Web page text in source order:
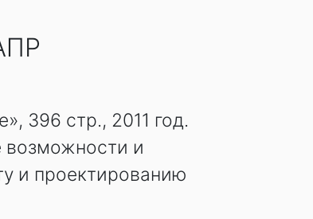
396 стр., 2011 год.
возможности и
и проектированию